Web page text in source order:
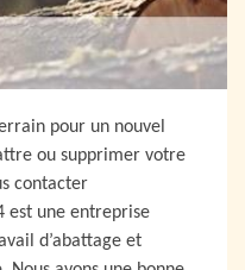
pour un nouvel
ou supprimer votre
contacter
est une entreprise
d’abattage et